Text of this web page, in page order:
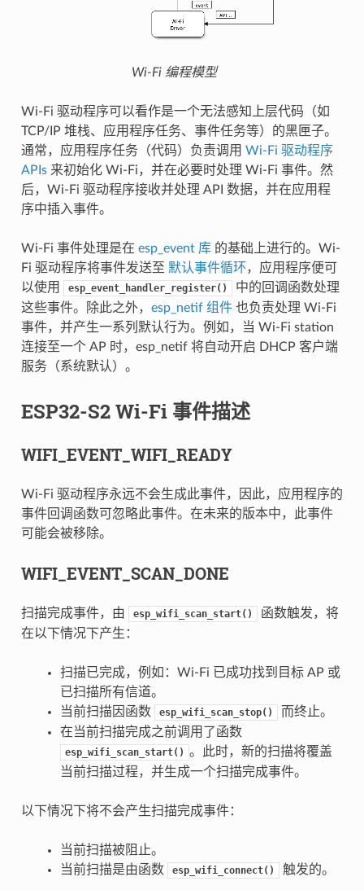
Wi-Fi 编程模型
Wi-Fi 驱动程序可以看作是一个无法感知上层代码（如
TCP/IP 堆栈、应用程序任务、事件任务等）的黑匣子。
通常，应用程序任务（代码）负责调用 Wi-Fi 驱动程序
APIs来初始化 Wi-Fi，并在必要时处理 Wi-Fi 事件。然
后，Wi-Fi 驱动程序接收并处理 API 数据，并在应用程
序中插入事件。
Wi-Fi 事件处理是在 esp_event 库的基础上进行的。Wi-
Fi 驱动程序将事件发送至 默认事件循环，应用程序便可
以使用
esp_event_handler_register()
中的回调函数处理
这些事件。除此之外， esp_netif 组件也负责处理 Wi-Fi
事件，并产生一系列默认行为。例如，当 Wi-Fi station
连接至一个 AP 时，esp_netif 将自动开启 DHCP 客户端
服务（系统默认）。
ESP32-S2 Wi-Fi 事件描述
WIFI_EVENT_WIFI_READY
Wi-Fi 驱动程序永远不会生成此事件，因此，应用程序的
事件回调函数可忽略此事件。在未来的版本中，此事件
可能会被移除。
WIFI_EVENT_SCAN_DONE
扫描完成事件，由 esp_wifi_scan_start()
函数触发，将
在以下情况下产生：
扫描已完成，例如：Wi-Fi 已成功找到目标 AP 或
已扫描所有信道。
当前扫描因函数
esp_wifi_scan_stop()
而终止。
在当前扫描完成之前调用了函数
esp_wifi_scan_start() 。此时，新的扫描将覆盖
当前扫描过程，并生成一个扫描完成事件。
以下情况下将不会产生扫描完成事件：
当前扫描被阻止。
当前扫描是由函数
esp_wifi_connect() 触发的。